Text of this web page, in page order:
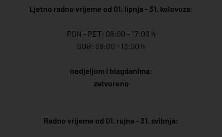
Ljetno radno vrijeme od 01. lipnja - 31. kolovoza:
PON - PET: 08:00 - 17:00 h
SUB: 08:00 - 13:00 h
nedjeljom i blagdanima:
zatvoreno
Radno vrijeme od 01. rujna - 31. svibnja: